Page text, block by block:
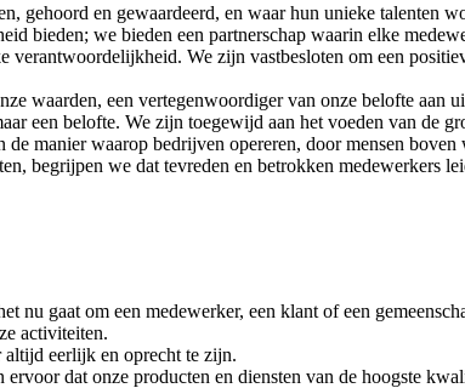
gehoord en gewaardeerd, en waar hun unieke talenten
bieden; we bieden een partnerschap waarin elke
verantwoordelijkheid. We zijn vastbesloten om een
waarden, een vertegenwoordiger van onze belofte aan
een belofte. We zijn toegewijd aan het voeden van de
manier waarop bedrijven opereren, door mensen boven
begrijpen we dat tevreden en betrokken medewerkers
nu gaat om een medewerker, een klant of een
activiteiten.
altijd eerlijk en oprecht te zijn.
dat onze producten en diensten van de hoogste